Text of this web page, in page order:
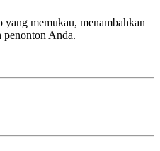
memukau, menambahkan
penonton Anda.